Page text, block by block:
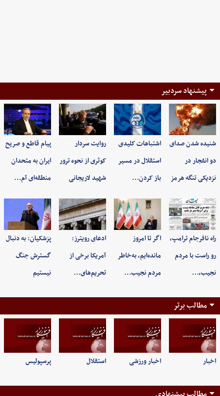
پیشنهاد سردبیر
شنیده شدن صدای
دو انفجار در
نزدیکی تنگه هرمز
اشتباهات کلیدی
استقلال در مسیر
باز کردن…
روایت سردار
کوثری از نحوه ترور
شهید لاریجانی
پیام قاطع و صریح
ایران به متحدان
منطقه‌ای آم…
راه نافرجام ترامپ،
رو راست با مردم
نجیب،…
اگر تا امروز
مانده‌ایم، به‌خاطر
مردم نجیب…
ادعای رویترز:
آمریکا برخی از
تحریم‌های…
پزشکیان: به‌ دنبال
گسترش جنگ
نیستیم
مطالب برتر
اخبار اخبار ورزشی استقلال پرسپولیس